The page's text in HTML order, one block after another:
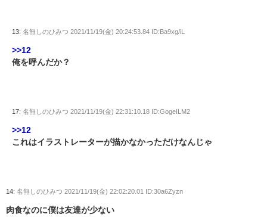
13: 名無しのひみつ 2021/11/19(金) 20:24:53.84 ID:Ba9xg/iL
>>12
俺を呼んだか？
17: 名無しのひみつ 2021/11/19(金) 22:31:10.18 ID:GogeILM2
>>12
これはイラストレーターが描かなかっただけなんじゃ
14: 名無しのひみつ 2021/11/19(金) 22:02:20.01 ID:30a6Zyzn
肉食なのに僕は友達が少ない